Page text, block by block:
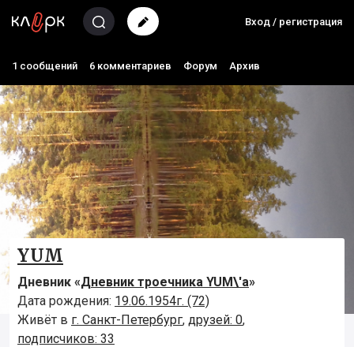
Вход / регистрация
1 сообщений 6 комментариев Форум Архив
YUM
Дневник «Дневник троечника YUM\'а»
Дата рождения: 19.06.1954г. (72)
Живёт в г. Санкт-Петербург, друзей: 0,
подписчиков: 33